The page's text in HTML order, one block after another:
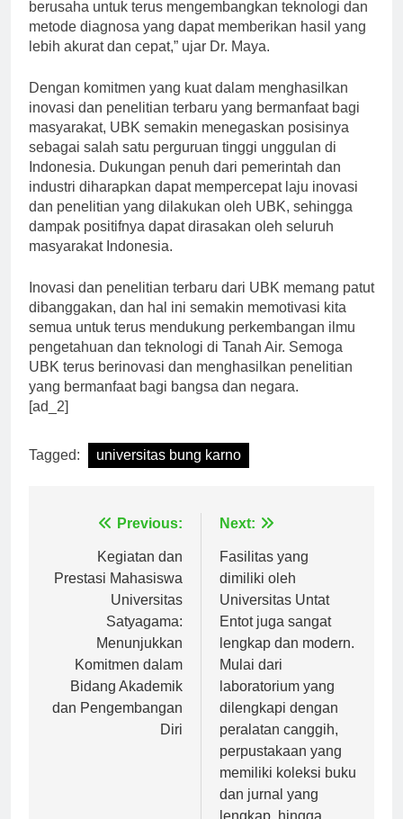
berusaha untuk terus mengembangkan teknologi dan
metode diagnosa yang dapat memberikan hasil yang
Dengan komitmen yang kuat dalam menghasilkan
inovasi dan penelitian terbaru yang bermanfaat bagi
masyarakat, UBK semakin menegaskan posisinya
sebagai salah satu perguruan tinggi unggulan di
Indonesia. Dukungan penuh dari pemerintah dan
industri diharapkan dapat mempercepat laju inovasi
dan penelitian yang dilakukan oleh UBK, sehingga
dampak positifnya dapat dirasakan oleh seluruh
Inovasi dan penelitian terbaru dari UBK memang patut
dibanggakan, dan hal ini semakin memotivasi kita
semua untuk terus mendukung perkembangan ilmu
pengetahuan dan teknologi di Tanah Air. Semoga
UBK terus berinovasi dan menghasilkan penelitian
yang bermanfaat bagi bangsa dan negara.
universitas bung karno
pos
Kegiatan dan
Prestasi Mahasiswa
Universitas
Satyagama:
Menunjukkan
Komitmen dalam
Bidang Akademik
dan Pengembangan
Fasilitas yang
dimiliki oleh
Universitas Untat
Entot juga sangat
lengkap dan modern.
Mulai dari
laboratorium yang
dilengkapi dengan
peralatan canggih,
perpustakaan yang
memiliki koleksi buku
dan jurnal yang